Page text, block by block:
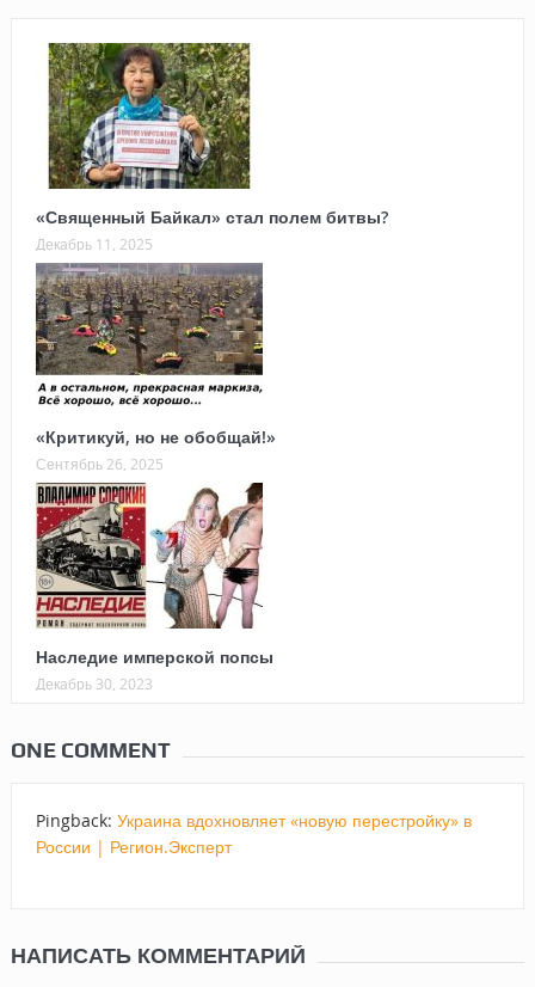
«Священный Байкал» стал полем битвы?
Декабрь 11, 2025
«Критикуй, но не обобщай!»
Сентябрь 26, 2025
Наследие имперской попсы
Декабрь 30, 2023
ONE COMMENT
Pingback: Украина вдохновляет «новую перестройку» в
России | Регион.Эксперт
НАПИСАТЬ КОММЕНТАРИЙ